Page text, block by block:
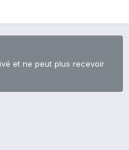
et ne peut plus recevoir